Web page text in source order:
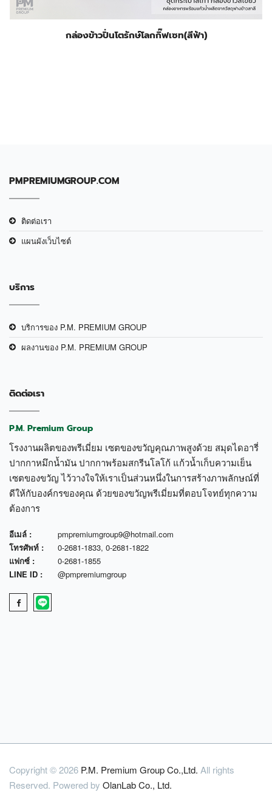
กล่องข้าวปิ่นโตรักษ์โลกกิ๊ฟเซท(สีฟ้า)
PMPREMIUMGROUP.COM
ติดต่อเรา
แผนผังเว็บไซต์
บริการ
บริการของ P.M. PREMIUM GROUP
ผลงานของ P.M. PREMIUM GROUP
ติดต่อเรา
P.M. Premium Group
โรงงานผลิตของพรีเมี่ยม เซตของขวัญคุณภาพสูงด้วย สมุดไดอารี่
ปากกาหมึกน้ำมัน ปากกาพร้อมสกรีนโลโก้ แก้วน้ำเก็บความเย็น
เซตของขวัญ ไว้วางใจให้เราเป็นส่วนหนึ่งในการสร้างภาพลักษณ์ที่
ดีให้กับองค์กรของคุณ ด้วยของขวัญพรีเมี่ยมที่ตอบโจทย์ทุกความ
ต้องการ
อีเมล์ :
pmpremiumgroup9@hotmail.com
โทรศัพท์ :
0-2681-1833, 0-2681-1822
แฟกซ์ :
0-2681-1855
LINE ID :
@pmpremiumgroup
Copyright © 2026 P.M. Premium Group Co.,Ltd. All rights
Reserved. Powered by OlanLab Co., Ltd.